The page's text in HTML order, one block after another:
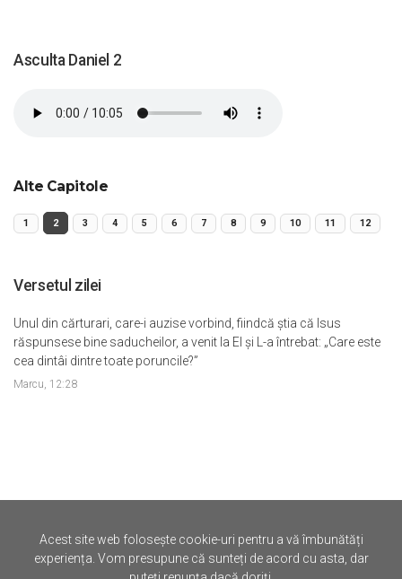
Asculta Daniel 2
Alte Capitole
1 2 3 4 5 6 7 8 9 10 11 12
Versetul zilei
Unul din cărturari, care-i auzise vorbind, fiindcă ştia că Isus
răspunsese bine saducheilor, a venit la El şi L-a întrebat: „Care este
cea dintâi dintre toate poruncile?”
Marcu, 12:28
©Iertare.ro.2026
Acest site web folosește cookie-uri pentru a vă îmbunătăți
experiența. Vom presupune că sunteți de acord cu asta, dar